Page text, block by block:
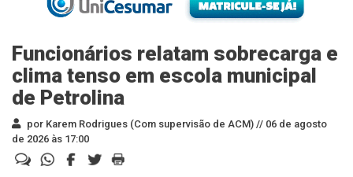
Funcionários relatam sobrecarga e
clima tenso em escola municipal
de Petrolina
por Karem Rodrigues (Com supervisão de ACM) // 06 de agosto
de 2026 às 17:00